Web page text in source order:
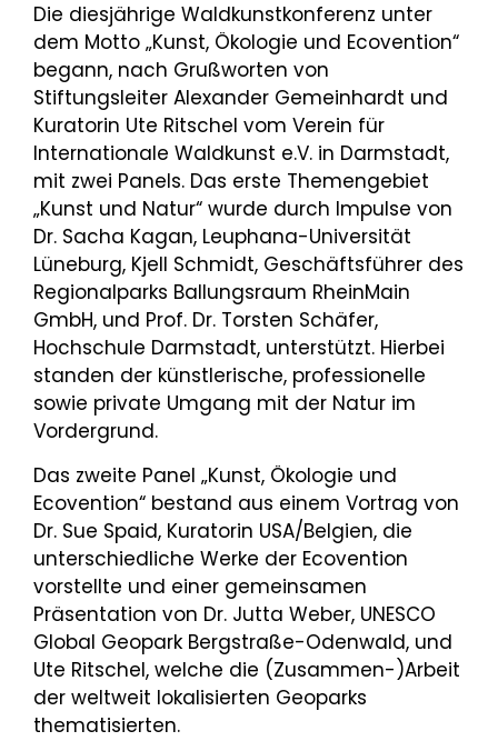
Die diesjährige Waldkunstkonferenz unter
dem Motto „Kunst, Ökologie und Ecovention“
begann, nach Grußworten von
Stiftungsleiter Alexander Gemeinhardt und
Kuratorin Ute Ritschel vom Verein für
Internationale Waldkunst e.V. in Darmstadt,
mit zwei Panels. Das erste Themengebiet
„Kunst und Natur“ wurde durch Impulse von
Dr. Sacha Kagan, Leuphana-Universität
Lüneburg, Kjell Schmidt, Geschäftsführer des
Regionalparks Ballungsraum RheinMain
GmbH, und Prof. Dr. Torsten Schäfer,
Hochschule Darmstadt, unterstützt. Hierbei
standen der künstlerische, professionelle
sowie private Umgang mit der Natur im
Vordergrund.
Das zweite Panel „Kunst, Ökologie und
Ecovention“ bestand aus einem Vortrag von
Dr. Sue Spaid, Kuratorin USA/Belgien, die
unterschiedliche Werke der Ecovention
vorstellte und einer gemeinsamen
Präsentation von Dr. Jutta Weber, UNESCO
Global Geopark Bergstraße-Odenwald, und
Ute Ritschel, welche die (Zusammen-)Arbeit
der weltweit lokalisierten Geoparks
thematisierten.